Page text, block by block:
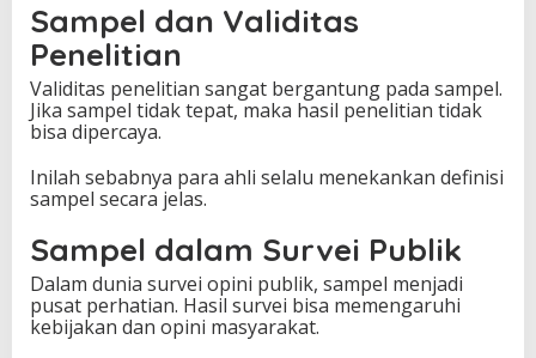
Sampel dan Validitas
Penelitian
Validitas penelitian sangat bergantung pada sampel.
Jika sampel tidak tepat, maka hasil penelitian tidak
bisa dipercaya.
Inilah sebabnya para ahli selalu menekankan definisi
sampel secara jelas.
Sampel dalam Survei Publik
Dalam dunia survei opini publik, sampel menjadi
pusat perhatian. Hasil survei bisa memengaruhi
kebijakan dan opini masyarakat.